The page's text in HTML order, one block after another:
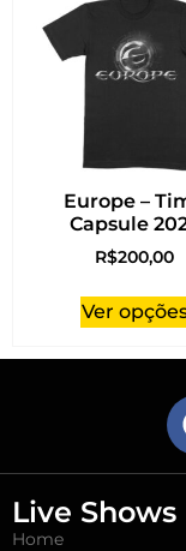
Europe –
Capsule
R$200,00
Ver
Live
Home